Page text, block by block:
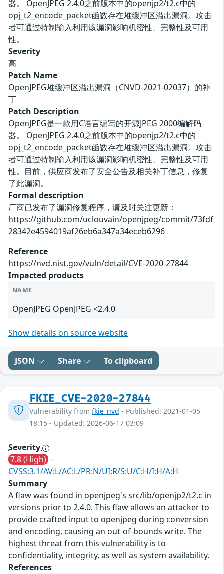
器。 OpenJPEG 2.4.0之前版本中的openjp2/t2.c中的
opj_t2_encode_packet函数存在堆缓冲区溢出漏洞。攻击
者可通过特制输入利用该漏洞影响机密性、完整性及可用
性。
Severity
高
Patch Name
OpenJPEG堆缓冲区溢出漏洞（CNVD-2021-02037）的补
丁
Patch Description
OpenJPEG是一款用C语言编写的开源JPEG 2000编解码
器。 OpenJPEG 2.4.0之前版本中的openjp2/t2.c中的
opj_t2_encode_packet函数存在堆缓冲区溢出漏洞。攻击
者可通过特制输入利用该漏洞影响机密性、完整性及可用
性。目前，供应商发布了安全公告及相关补丁信息，修复
了此漏洞。
Formal description
厂商已发布了漏洞修复程序，请及时关注更新：
https://github.com/uclouvain/openjpeg/commit/73fdf
28342e4594019af26eb6a347a34eceb6296
Reference
https://nvd.nist.gov/vuln/detail/CVE-2020-27844
Impacted products
NAME
OpenJPEG OpenJPEG <2.4.0
Show details on source website
JSON Share To clipboard
FKIE_CVE-2020-27844
Vulnerability from fkie_nvd - Published: 2021-01-05
18:15 - Updated: 2026-06-17 03:09
Severity
7.8 (High) -
CVSS:3.1/AV:L/AC:L/PR:N/UI:R/S:U/C:H/I:H/A:H
Summary
A flaw was found in openjpeg's src/lib/openjp2/t2.c in
versions prior to 2.4.0. This flaw allows an attacker to
provide crafted input to openjpeg during conversion
and encoding, causing an out-of-bounds write. The
highest threat from this vulnerability is to
confidentiality, integrity, as well as system availability.
References